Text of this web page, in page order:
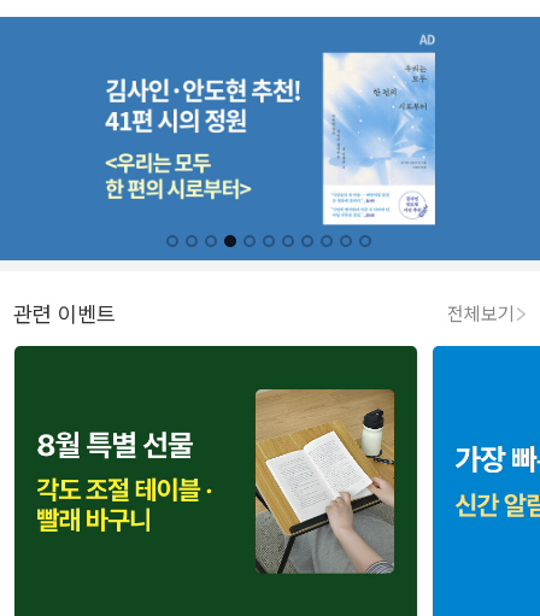
관련 이벤트 전체보기